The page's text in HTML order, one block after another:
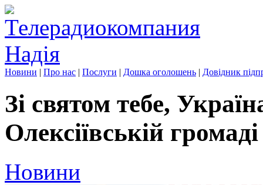
Новини | Про нас | Послуги | Дошка оголошень | Довідник
Зі святом тебе,
Олексіївській громаді
Новини